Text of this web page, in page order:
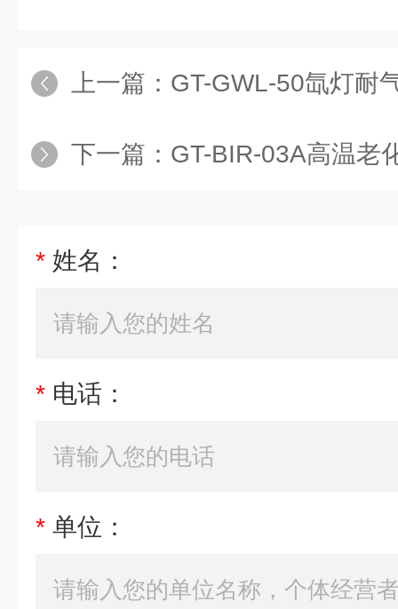
上一篇： GT-GWL-50氙灯耐
下一篇： GT-BIR-03A高温老
* 姓名：
* 电话：
* 单位：